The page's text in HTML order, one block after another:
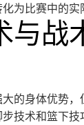
为比赛中的实
与战
的身体优势，
技术和篮下技